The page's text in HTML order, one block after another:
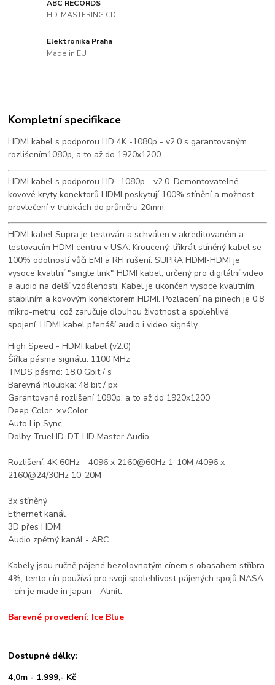
ABC RECORDS
HD-MASTERING CD
Elektronika Praha
Made in EU
Kompletní specifikace
HDMI kabel s podporou HD 4K -1080p - v2.0 s garantovaným
rozlišením1080p, a to až do 1920x1200.
HDMI kabel s podporou HD -1080p - v2.0. Demontovatelné
kovové kryty konektorů HDMI poskytují 100% stínění a možnost
provlečení v trubkách do průměru 20mm.
HDMI kabel Supra je testován a schválen v akreditovaném a
testovacím HDMI centru v USA. Kroucený, třikrát stíněný kabel se
100% odolností vůči EMI a RFI rušení. SUPRA HDMI-HDMI je
vysoce kvalitní "single link" HDMI kabel, určený pro digitální video
a audio na delší vzdálenosti. Kabel je ukončen vysoce kvalitním,
stabilním a kovovým konektorem HDMI. Pozlacení na pinech je 0,8
mikro-metru, což zaručuje dlouhou životnost a spolehlivé
spojení. HDMI kabel přenáší audio i video signály.
High Speed - HDMI kabel (v2.0)
Šířka pásma signálu: 1100 MHz
TMDS pásmo: 18,0 Gbit / s
Barevná hloubka: 48 bit / px
Garantované rozlišení 1080p, a to až do 1920x1200
Deep Color, x.v.Color
Auto Lip Sync
Dolby TrueHD, DT-HD Master Audio
Rozlišení: 4K 60Hz - 4096 x 2160@60Hz 1-10M /4096 x
2160@24/30Hz 10-20M
3x stíněný
Ethernet kanál
3D přes HDMI
Audio zpětný kanál - ARC
Kabely jsou ručně pájené bezolovnatým cínem s obasahem stříbra
4%, tento cín používá pro svoji spolehlivost pájených spojů NASA
- cín je made in japan - Almit.
Barevné provedení: Ice Blue
Dostupné délky:
4,0m - 1.999,- Kč